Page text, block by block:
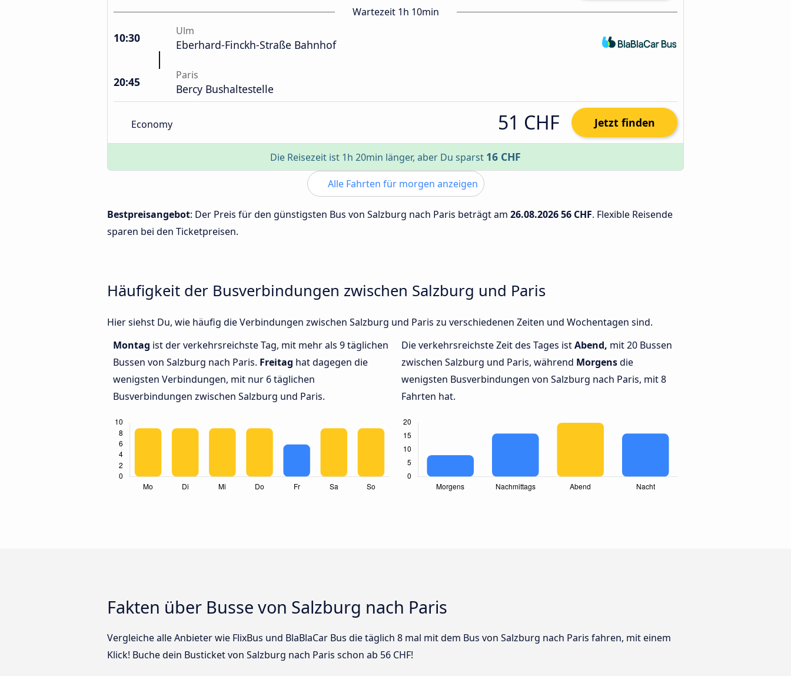
Wartezeit 1h 10min
10:30 Ulm
Eberhard-Finckh-Straße Bahnhof
20:45 Paris
Bercy Bushaltestelle
Economy 51 CHF Jetzt finden
Die Reisezeit ist 1h 20min länger, aber Du sparst 16 CHF
Alle Fahrten für morgen anzeigen
Bestpreisangebot: Der Preis für den günstigsten Bus von Salzburg nach Paris beträgt am 26.08.202656 CHF. Flexible Reisende
sparen bei den Ticketpreisen.
Häufigkeit der Busverbindungen zwischen Salzburg und Paris
Hier siehst Du, wie häufig die Verbindungen zwischen Salzburg und Paris zu verschiedenen Zeiten und Wochentagen sind.
Montag ist der verkehrsreichste Tag, mit mehr als 9 täglichen
Bussen von Salzburg nach Paris. Freitag hat dagegen die
wenigsten Verbindungen, mit nur 6 täglichen
Busverbindungen zwischen Salzburg und Paris.
Die verkehrsreichste Zeit des Tages istAbend, mit 20 Bussen
zwischen Salzburg und Paris, während Morgensdie
wenigsten Busverbindungen von Salzburg nach Paris, mit 8
Fahrten hat.
Fakten über Busse von Salzburg nach Paris
Vergleiche alle Anbieter wie FlixBus und BlaBlaCar Bus die täglich 8 mal mit dem Bus von Salzburg nach Paris fahren, mit einem
Klick! Buche dein Busticket von Salzburg nach Paris schon ab 56 CHF!